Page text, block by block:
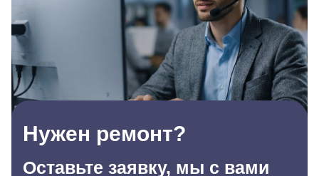
Нужен ремонт?
Оставьте заявку, мы с вами